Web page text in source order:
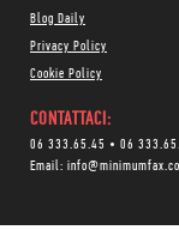
Blog Daily
Privacy Policy
Cookie Policy
CONTATTACI:
06 333.65.45 • 06
Email: